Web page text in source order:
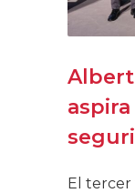
El tercer